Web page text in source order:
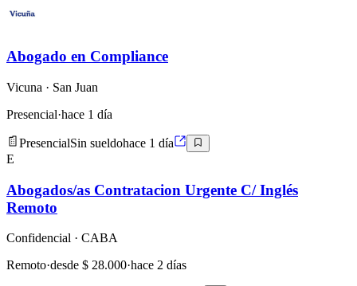
Abogado en Compliance
Vicuna · San Juan
Presencial·hace 1 día
PresencialSin sueldohace 1 día
E
Abogados/as Contratacion Urgente C/ Inglés
Remoto
Confidencial · CABA
Remoto·desde $ 28.000·hace 2 días